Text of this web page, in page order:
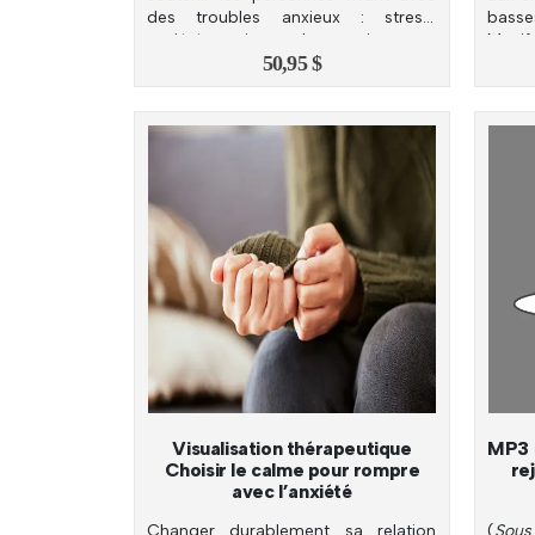
des troubles anxieux : stress,
anxiété, crises de panique et
50,95$
Visualisation thérapeutique
Choisir le calme pour rompre
avec l’anxiété
Changer durablement sa relation
MP3
(